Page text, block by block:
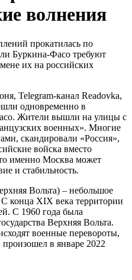
волнения
прокатилась по
Буркина-Фасо требуют
их на российских
Telegram-канал Readovka,
одновременно в
Жители вышли на улицы с
военных». Многие
скандировали «Россия»,
войска вместо
именно Москва может
и стабильность.
Вольта) – небольшое
конца XIX века территории
С 1960 года была
Верхняя Вольта.
военные перевороты,
в январе 2022